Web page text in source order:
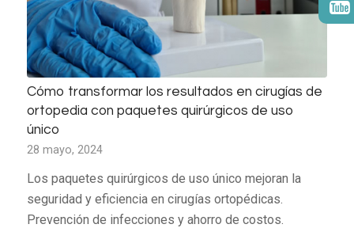
Cómo transformar los resultados en cirugías de
ortopedia con paquetes quirúrgicos de uso
único
28 mayo, 2024
Los paquetes quirúrgicos de uso único mejoran la
seguridad y eficiencia en cirugías ortopédicas.
Prevención de infecciones y ahorro de costos.